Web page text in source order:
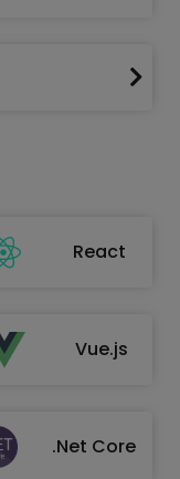

React
Vue.js
.Net Core